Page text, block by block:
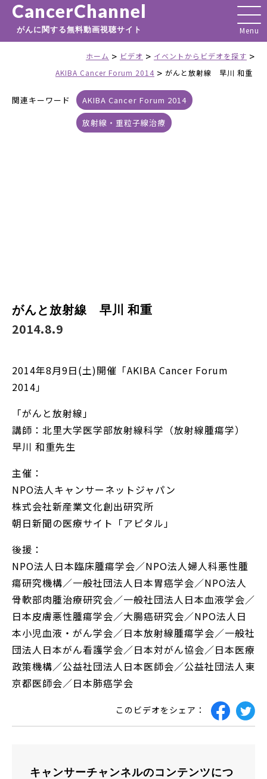
CancerChannel
がんに関する無料動画視聴サイト
ホーム > ビデオ > イベントからビデオを探す >
AKIBA Cancer Forum 2014 > がんと放射線 早川 和重
関連キーワード
AKIBA Cancer Forum 2014
放射線・重粒子線治療
がんと放射線 早川 和重
2014.8.9
2014年8月9日(土)開催「AKIBA Cancer Forum
2014」
「がんと放射線」
講師：北里大学医学部放射線科学（放射線腫瘍学）
早川 和重先生
主催：
NPO法人キャンサーネットジャパン
株式会社新産業文化創出研究所
朝日新聞の医療サイト「アピタル」
後援：
NPO法人日本臨床腫瘍学会／NPO法人婦人科悪性腫
瘍研究機構／一般社団法人日本胃癌学会／NPO法人
骨軟部肉腫治療研究会／一般社団法人日本血液学会／
日本皮膚悪性腫瘍学会／大腸癌研究会／NPO法人日
本小児血液・がん学会／日本放射線腫瘍学会／一般社
団法人日本がん看護学会／日本対がん協会／日本医療
政策機構／公益社団法人日本医師会／公益社団法人東
京都医師会／日本肺癌学会
このビデオをシェア：
キャンサーチャンネルのコンテンツにつ